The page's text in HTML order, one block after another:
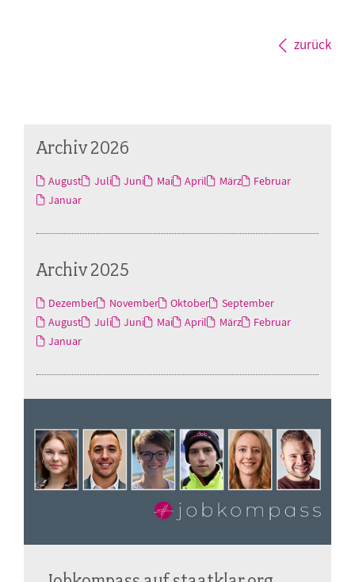
zurück
Archiv 2026
August Juli Juni Mai April März
Februar
Januar
Archiv 2025
Dezember November Oktober
September
August
Juli Juni Mai April März
Februar
Januar